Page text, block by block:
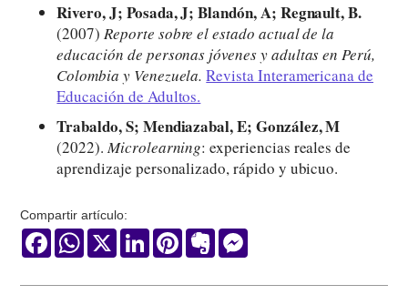
Rivero, J; Posada, J; Blandón, A; Regnault, B.
(2007)Reporte sobre el estado actual de la
educación de personas jóvenes y adultas en Perú,
Colombia y Venezuela.Revista Interamericana de
Educación de Adultos.
Trabaldo, S; Mendiazabal, E; González, M
(2022).Microlearning: experiencias reales de
aprendizaje personalizado, rápido y ubicuo.
Compartir artículo:
FacebookWhatsApp
X LinkedInPinterestEvernote